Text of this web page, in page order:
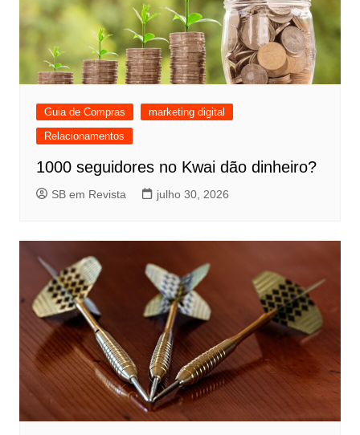
Guia de Compras
marketing digital
Relacionamentos
1000 seguidores no Kwai dão dinheiro?
SB em Revista julho 30, 2026